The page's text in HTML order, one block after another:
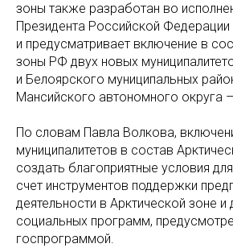
зоны также разработан во
Президента Российской
и предусматривает включение в
зоны РФ двух новых
и Белоярского муниципальных
Мансийского автономного округа
По словам Павла Волкова,
муниципалитетов в состав
создать благоприятные условия
счет инструментов поддержки
деятельности в Арктической зоне и
социальных программ,
госпрограммой.